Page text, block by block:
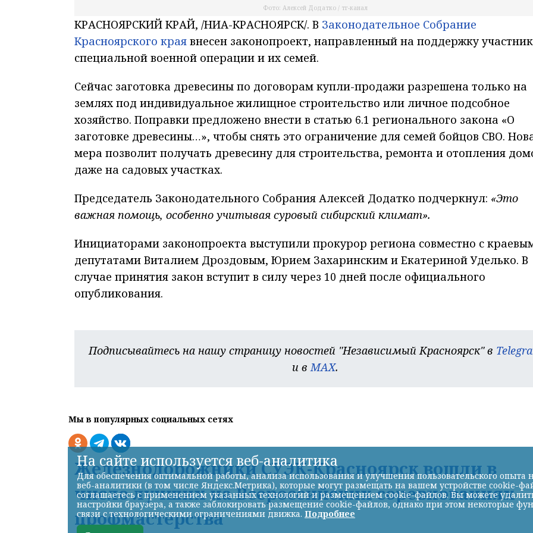
Фото: Алексей Додатко / тг-канал
КРАСНОЯРСКИЙ КРАЙ, /НИА-КРАСНОЯРСК/. В Законодательное Собрание
Красноярского края внесен законопроект, направленный на поддержку
специальной военной операции и их семей.
Сейчас заготовка древесины по договорам купли-продажи разрешена только на
землях под индивидуальное жилищное строительство или личное подсобное
хозяйство. Поправки предложено внести в статью 6.1 регионального закона «О
заготовке древесины…», чтобы снять это ограничение для семей бойцов СВО.
мера позволит получать древесину для строительства, ремонта и отопления
даже на садовых участках.
Председатель Законодательного Собрания Алексей Додатко подчеркнул: «Это
важная помощь, особенно учитывая суровый сибирский климат».
Инициаторами законопроекта выступили прокурор региона совместно с
депутатами Виталием Дроздовым, Юрием Захаринским и Екатериной Уделько. В
случае принятия закон вступит в силу через 10 дней после официального
опубликования.
Подписывайтесь на нашу страницу новостей "Независимый Красноярск" в
и вMAX.
Мы в популярных социальных сетях
Железнодорожники СУЭК-Красноярск вошли в
число лучших на Всероссийских соревнованиях
профмастерства
На сайте используется веб-аналитика
Для обеспечения оптимальной работы, анализа использования и улучшения пользовательского опыта
веб-аналитики (в том числе Яндекс.Метрика), которые могут размещать на вашем устройстве cookie-
соглашаетесь с применением указанных технологий и размещением cookie-файлов. Вы можете
настройки браузера, а также заблокировать размещение cookie-файлов, однако при этом некоторые
связи с технологическими ограничениями движка. Подробнее